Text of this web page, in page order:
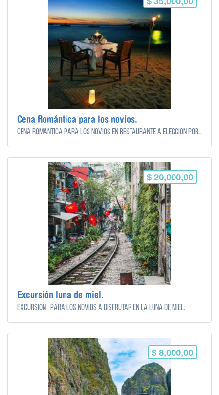
Cena Romántica para los novios.
Cena romántica para los novios en restaurante a elección por los novios en su luna de miel.
$ 20,000,00
Excursión luna de miel.
Excursión , para los novios a disfrutar en la luna de miel.
$ 8,000,00